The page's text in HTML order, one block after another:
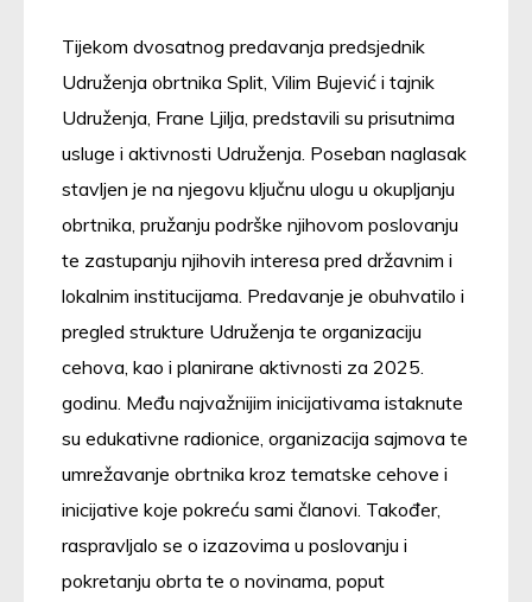
Tijekom dvosatnog predavanja predsjednik
Udruženja obrtnika Split, Vilim Bujević i tajnik
Udruženja, Frane Ljilja, predstavili su prisutnima
usluge i aktivnosti Udruženja. Poseban naglasak
stavljen je na njegovu ključnu ulogu u okupljanju
obrtnika, pružanju podrške njihovom poslovanju
te zastupanju njihovih interesa pred državnim i
lokalnim institucijama. Predavanje je obuhvatilo i
pregled strukture Udruženja te organizaciju
cehova, kao i planirane aktivnosti za 2025.
godinu. Među najvažnijim inicijativama istaknute
su edukativne radionice, organizacija sajmova te
umrežavanje obrtnika kroz tematske cehove i
inicijative koje pokreću sami članovi. Također,
raspravljalo se o izazovima u poslovanju i
pokretanju obrta te o novinama, poput